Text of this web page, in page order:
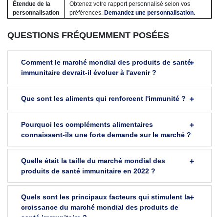
Étendue de la
personnalisation
Obtenez votre rapport personnalisé selon vos
préférences. Demandez une personnalisation.
QUESTIONS FRÉQUEMMENT POSÉES
Comment le marché mondial des produits de santé
immunitaire devrait-il évoluer à l'avenir ?
Que sont les aliments qui renforcent l'immunité ?
Pourquoi les compléments alimentaires
connaissent-ils une forte demande sur le marché ?
Quelle était la taille du marché mondial des
produits de santé immunitaire en 2022 ?
Quels sont les principaux facteurs qui stimulent la
croissance du marché mondial des produits de